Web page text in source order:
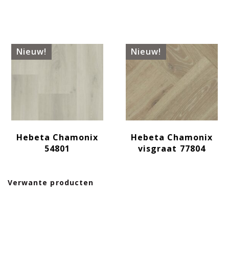
Verwante producten
Nieuw!
Hebeta Chamonix
54801
Nieuw!
Hebeta Chamonix
visgraat 77804